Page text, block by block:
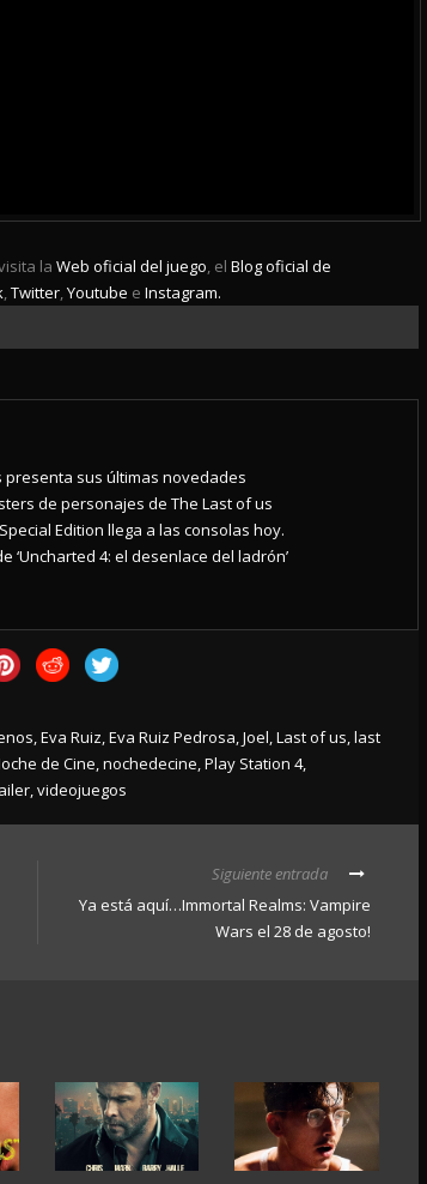
la Web oficial del juego, el Blog oficial de
,Twitter,Youtube e Instagram.
presenta sus últimas novedades
de personajes de The Last of us
Edition llega a las consolas hoy.
‘Uncharted 4: el desenlace del ladrón’
,Eva Ruiz,Eva Ruiz Pedrosa,Joel,Last of us,last
de Cine,nochedecine,Play Station 4,
,videojuegos
Siguiente entrada
Ya está aquí…Immortal Realms: Vampire
Wars el 28 de agosto!